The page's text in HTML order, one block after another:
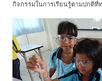
กิจกรรมในการเรียนรู้ตามปกติที่